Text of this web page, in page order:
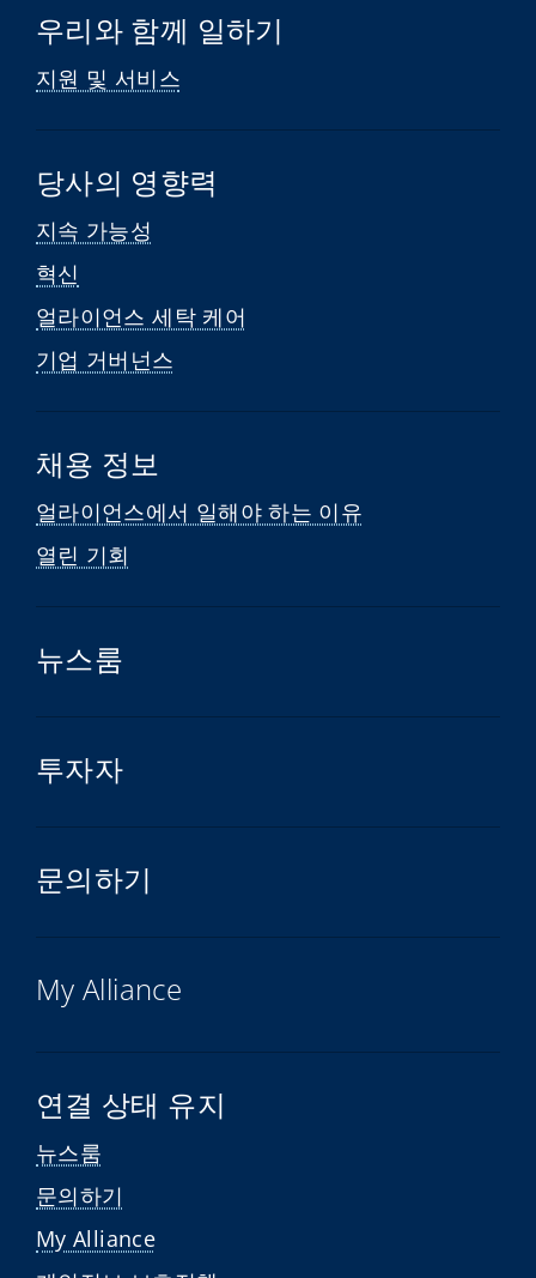
우리와 함께 일하기
지원 및 서비스
당사의 영향력
지속 가능성
혁신
얼라이언스 세탁 케어
기업 거버넌스
채용 정보
얼라이언스에서 일해야 하는 이유
열린 기회
뉴스룸
투자자
문의하기
My Alliance
연결 상태 유지
뉴스룸
문의하기
My Alliance